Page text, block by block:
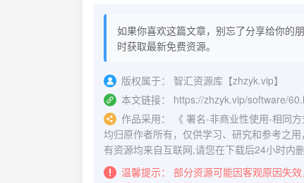
如果你喜欢这篇文章，别忘了分享给你的
时获取最新免费资源。
版权属于：
智汇资源库【zhzyk.vip】
本文链接：
https://zhzyk.vip/software/
作品采用：
《 署名-非商业性使用-相同
均归原作者所有，仅供学习、研究和参考之
有资源均来自互联网,请您在下载后24小时内删
温馨提示：
部分资源可能因客观原因失